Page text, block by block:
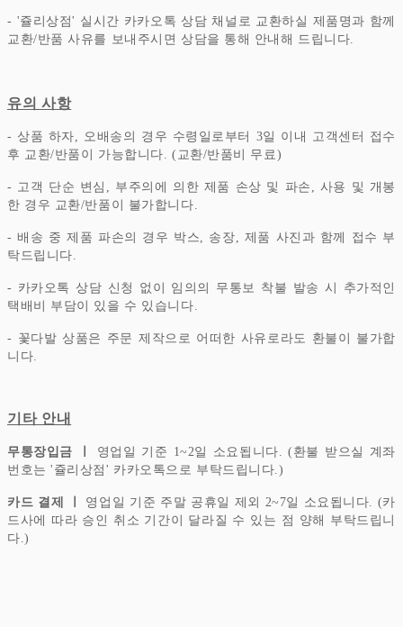
- '쥴리상점' 실시간 카카오톡 상담 채널로 교환하실 제품명과 함께
교환/반품 사유를 보내주시면 상담을 통해 안내해 드립니다.
유의 사항
- 상품 하자, 오배송의 경우 수령일로부터 3일 이내 고객센터 접수
후 교환/반품이 가능합니다. (교환/반품비 무료)
- 고객 단순 변심, 부주의에 의한 제품 손상 및 파손, 사용 및 개봉
한 경우 교환/반품이 불가합니다.
- 배송 중 제품 파손의 경우 박스, 송장, 제품 사진과 함께 접수 부
탁드립니다.
- 카카오톡 상담 신청 없이 임의의 무통보 착불 발송 시 추가적인
택배비 부담이 있을 수 있습니다.
- 꽃다발 상품은 주문 제작으로 어떠한 사유로라도 환불이 불가합
니다.
기타 안내
무통장입금 ㅣ 영업일 기준 1~2일 소요됩니다. (환불 받으실 계좌
번호는 '쥴리상점' 카카오톡으로 부탁드립니다.)
카드 결제 ㅣ 영업일 기준 주말 공휴일 제외 2~7일 소요됩니다. (카
드사에 따라 승인 취소 기간이 달라질 수 있는 점 양해 부탁드립니
다.)